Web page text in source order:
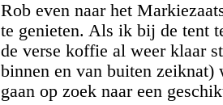
Rob even naar het
te genieten. Als ik bij de tent
de verse koffie al weer klaar
binnen en van buiten zeiknat)
gaan op zoek naar een